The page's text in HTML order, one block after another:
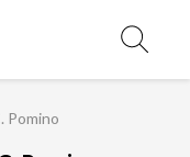
Pomino